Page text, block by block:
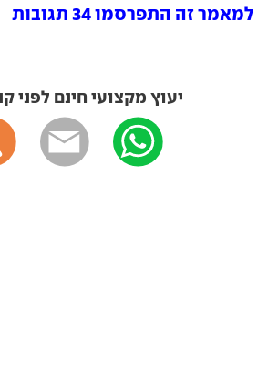
למאמר זה התפרסמו 34 תגובות
יעוץ מקצועי חינם לפני